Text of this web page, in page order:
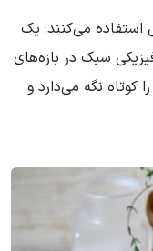
استفاده می‌کنند: یک
سبک در بازه‌های
کوتاه نگه می‌دارد و